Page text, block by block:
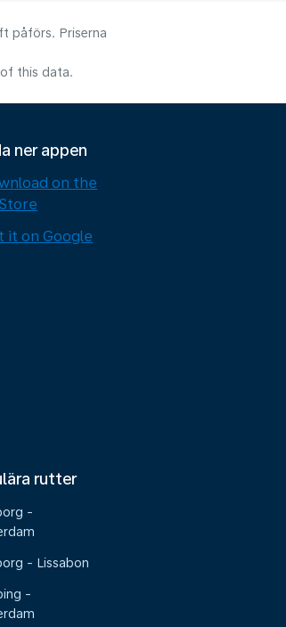
påförs. Priserna
this data.
ner appen
rutter
-
- Lissabon
-